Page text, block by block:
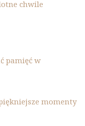
chwile
pamięć w
momenty